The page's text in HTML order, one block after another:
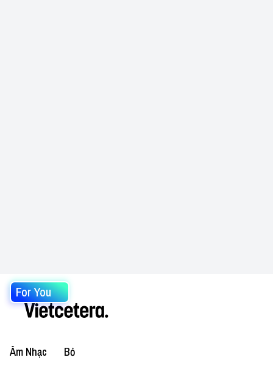
For You
Âm Nhạc Bỏ